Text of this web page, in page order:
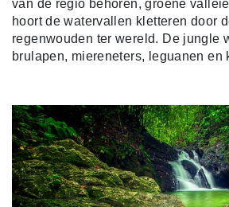
van de regio behoren, groene
hoort de watervallen kletteren door
regenwouden ter wereld. De jungle
brulapen, miereneters, leguanen en